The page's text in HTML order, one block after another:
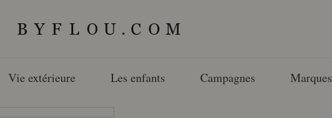
Vie extérieure Les enfants Campagnes Marques